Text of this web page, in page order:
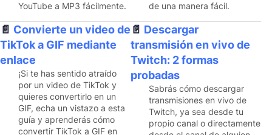
YouTube a MP3 fácilmente.
de una manera fácil.
Convierte un video de
TikTok a GIF mediante
enlace
¡Si te has sentido atraído
por un video de TikTok y
quieres convertirlo en un
GIF, echa un vistazo a esta
guía y aprenderás cómo
convertir TikTok a GIF en
Descargar
transmisión en vivo de
Twitch: 2 formas
probadas
Sabrás cómo descargar
transmisiones en vivo de
Twitch, ya sea desde tu
propio canal o directamente